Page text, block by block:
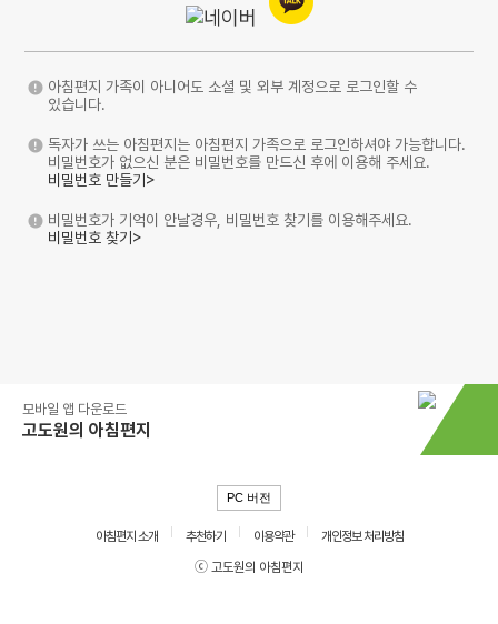
아침편지 가족이 아니어도 소셜 및 외부 계정으로 로그인할 수
있습니다.
독자가 쓰는 아침편지는 아침편지 가족으로 로그인하셔야 가능합니다.
비밀번호가 없으신 분은 비밀번호를 만드신 후에 이용해 주세요.
비밀번호 만들기>
비밀번호가 기억이 안날경우, 비밀번호 찾기를 이용해주세요.
비밀번호 찾기>
모바일 앱 다운로드
고도원의 아침편지
PC 버전
아침편지 소개 추천하기 이용약관
개인정보 처리방침
ⓒ 고도원의 아침편지